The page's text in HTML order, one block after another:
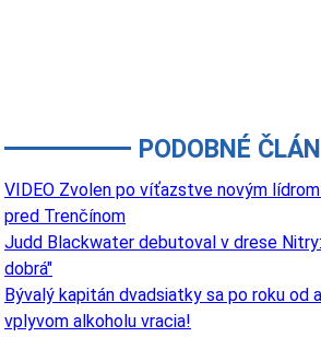
PODOBNÉ
VIDEO Zvolen po víťazstve novým
pred Trenčínom
Judd Blackwater debutoval v drese
dobrá"
Bývalý kapitán dvadsiatky sa po roku od
vplyvom alkoholu vracia!